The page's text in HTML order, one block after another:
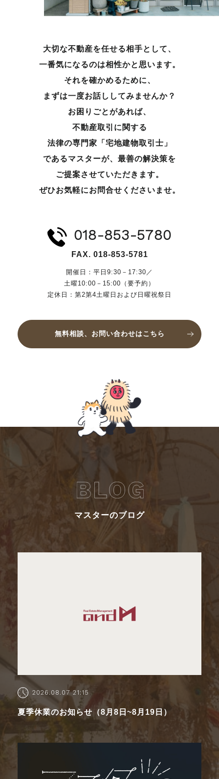
大切な不動産を任せる相手として、
一番気になるのは相性かと思います。
それを確かめるために、
まずは一度お話ししてみませんか？
お困りごとがあれば、
不動産取引に関する
法律の専門家「宅地建物取引士」
であるマスターが、 最善の解決策を
ご提案させていただきます。
ぜひお気軽にお問合せくださいませ。
018-853-5780
FAX. 018-853-5781
開催日：平日9:30－17:30／
土曜10:00－15:00（要予約）
定休日：第2第4土曜日および日曜祝祭日
無料相談、お問い合わせはこちら
マスターのブログ
2026.08.07 21:15
夏季休業のお知らせ（8月8日~8月19日）